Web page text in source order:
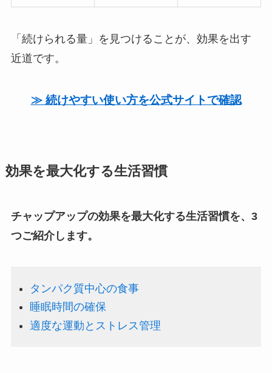
「続けられる量」を見つけることが、効果を出す
近道です。
≫ 続けやすい使い方を公式サイトで確認
効果を最大化する生活習慣
チャップアップの効果を最大化する生活習慣を、3
つご紹介します。
タンパク質中心の食事
睡眠時間の確保
適度な運動とストレス管理